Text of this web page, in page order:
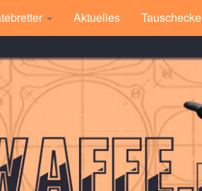
Aktuelles Tauschecke